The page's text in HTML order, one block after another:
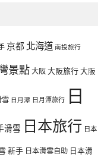
京都 北海道 南投旅行
景點大阪大阪旅行大阪
雪 日月潭 日月潭旅行 日
滑雪 日本旅行 日本
新手 日本滑雪自助 日本滑